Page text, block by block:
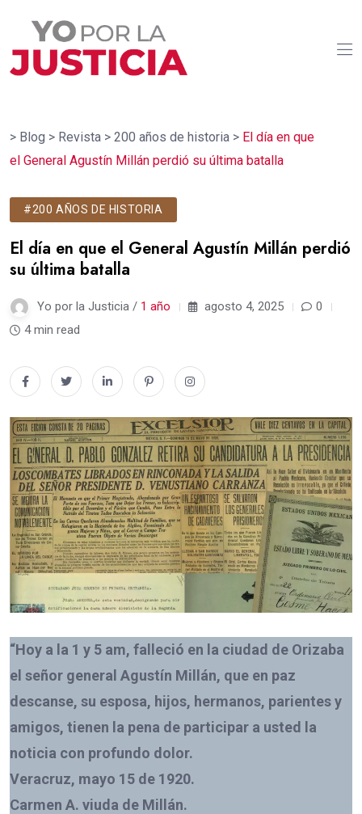
> Blog > Revista > 200 años de historia > El día en que
el General Agustín Millán perdió su última batalla
#200 AÑOS DE HISTORIA
El día en que el General Agustín Millán perdió
su última batalla
Yo por la Justicia / 1 año agosto 4, 2025
0
4 min read
“Hoy a la 1 y 5 am, falleció en la ciudad de Orizaba
el señor general Agustín Millán, que en paz
descanse, su esposa, hijos, hermanos, parientes y
amigos, tienen la pena de participar a usted la
noticia con profundo dolor.
Veracruz, mayo 15 de 1920.
Carmen A. viuda de Millán.